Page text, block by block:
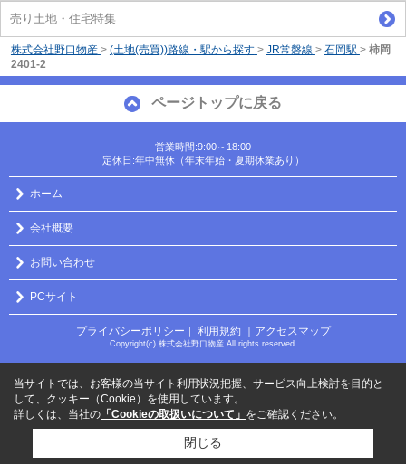
売り土地・住宅特集
株式会社野口物産 > (土地(売買))路線・駅から探す > JR常磐線 > 石岡駅 > 柿岡
2401-2
ページトップに戻る
営業時間:9:00～18:00
定休日:年中無休（年末年始・夏期休業あり）
ホーム
会社概要
お問い合わせ
PCサイト
プライバシーポリシー ｜ 利用規約 ｜アクセスマップ
Copyright(c) 株式会社野口物産 All rights reserved.
当サイトでは、お客様の当サイト利用状況把握、サービス向上検討を目的と
して、クッキー（Cookie）を使用しています。
詳しくは、当社の 「Cookieの取扱いについて」 をご確認ください。
閉じる